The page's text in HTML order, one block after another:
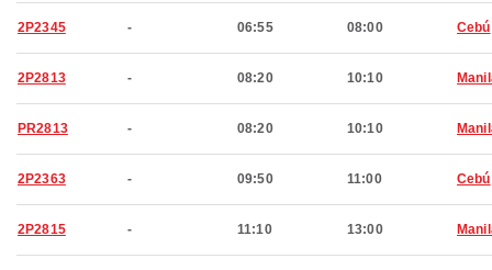
2P2345 - 06:55 08:00 Cebú
2P2813 - 08:20 10:10
PR2813 - 08:20 10:10
2P2363 - 09:50 11:00 Cebú
2P2815 - 11:10 13:00